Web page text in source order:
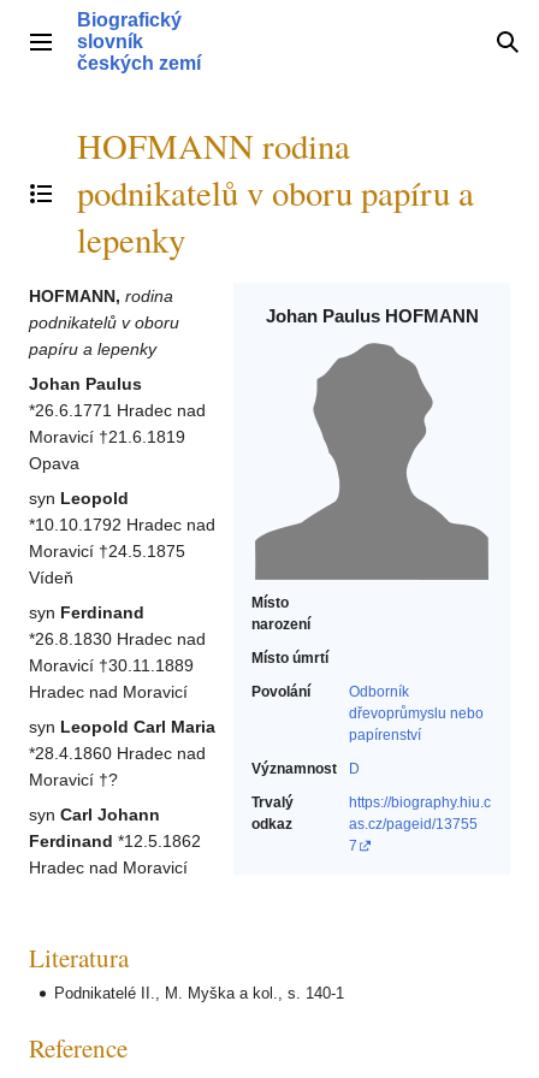
obsahHlavní menu
Biografický
slovník
českých zemí
Přepnout obsah
HOFMANN rodina
podnikatelů v oboru papíru a
lepenky
Johan Paulus HOFMANN
Místo
narození
Místo úmrtí
Povolání
Odborník
dřevoprůmyslu nebo
papírenství‎
Významnost
D
Trvalý
odkaz
https://biography.hiu.c
as.cz/pageid/13755
7
HOFMANN, rodina
podnikatelů v oboru
papíru a lepenky
Johan Paulus
*26.6.1771 Hradec nad
Moravicí †21.6.1819
Opava
syn Leopold
*10.10.1792 Hradec nad
Moravicí †24.5.1875
Vídeň
syn Ferdinand
*26.8.1830 Hradec nad
Moravicí †30.11.1889
Hradec nad Moravicí
syn Leopold Carl Maria
*28.4.1860 Hradec nad
Moravicí †?
syn Carl Johann
Ferdinand *12.5.1862
Hradec nad Moravicí
Literatura
Podnikatelé II., M. Myška a kol., s. 140-1
Reference